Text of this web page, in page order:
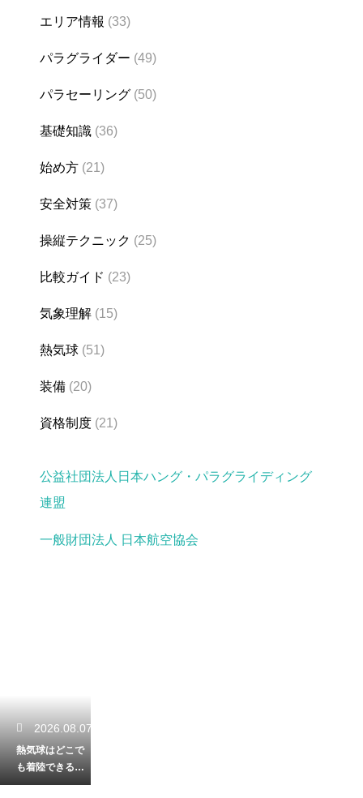
エリア情報 (33)
パラグライダー (49)
パラセーリング (50)
基礎知識 (36)
始め方 (21)
安全対策 (37)
操縦テクニック (25)
比較ガイド (23)
気象理解 (15)
熱気球 (51)
装備 (20)
資格制度 (21)
公益社団法人日本ハング・パラグライディング
連盟
一般財団法人 日本航空協会
2026.08.07
熱気球はどこで
も着陸できる
の？着陸場所が